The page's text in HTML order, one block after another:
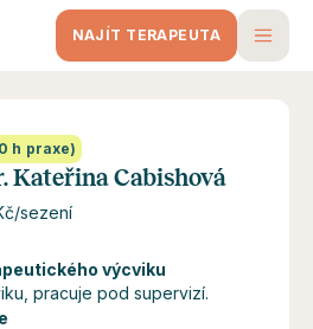
NAJÍT TERAPEUTA
h praxe)
Kateřina Cabishová
sezení
výcviku
pracuje pod supervizí.